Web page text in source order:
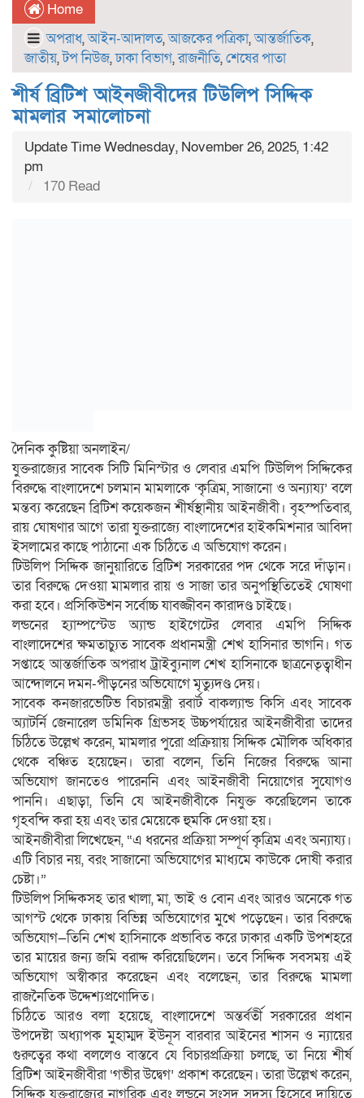
Home
অপরাধ,আইন-আদালত,আজকের পত্রিকা,আন্তর্জাতিক,
জাতীয়,টপ নিউজ,ঢাকা বিভাগ,রাজনীতি,শেষের পাতা
শীর্ষ ব্রিটিশ আইনজীবীদের টিউলিপ সিদ্দিক
মামলার সমালোচনা
Update Time Wednesday, November 26, 2025, 1:42
pm
170 Read
দৈনিক কুষ্টিয়া অনলাইন/
যুক্তরাজ্যের সাবেক সিটি মিনিস্টার ও লেবার এমপি টিউলিপ সিদ্দিকের
বিরুদ্ধে বাংলাদেশে চলমান মামলাকে ‘কৃত্রিম, সাজানো ও অন্যায্য’ বলে
মন্তব্য করেছেন ব্রিটিশ কয়েকজন শীর্ষস্থানীয় আইনজীবী। বৃহস্পতিবার,
রায় ঘোষণার আগে তারা যুক্তরাজ্যে বাংলাদেশের হাইকমিশনার আবিদা
ইসলামের কাছে পাঠানো এক চিঠিতে এ অভিযোগ করেন।
টিউলিপ সিদ্দিক জানুয়ারিতে ব্রিটিশ সরকারের পদ থেকে সরে দাঁড়ান।
তার বিরুদ্ধে দেওয়া মামলার রায় ও সাজা তার অনুপস্থিতিতেই ঘোষণা
করা হবে। প্রসিকিউশন সর্বোচ্চ যাবজ্জীবন কারাদণ্ড চাইছে।
লন্ডনের হ্যাম্পস্টেড অ্যান্ড হাইগেটের লেবার এমপি সিদ্দিক
বাংলাদেশের ক্ষমতাচ্যুত সাবেক প্রধানমন্ত্রী শেখ হাসিনার ভাগনি। গত
সপ্তাহে আন্তর্জাতিক অপরাধ ট্রাইব্যুনাল শেখ হাসিনাকে ছাত্রনেতৃত্বাধীন
আন্দোলনে দমন-পীড়নের অভিযোগে মৃত্যুদণ্ড দেয়।
সাবেক কনজারভেটিভ বিচারমন্ত্রী রবার্ট বাকল্যান্ড কিসি এবং সাবেক
অ্যাটর্নি জেনারেল ডমিনিক গ্রিভসহ উচ্চপর্যায়ের আইনজীবীরা তাদের
চিঠিতে উল্লেখ করেন, মামলার পুরো প্রক্রিয়ায় সিদ্দিক মৌলিক অধিকার
থেকে বঞ্চিত হয়েছেন। তারা বলেন, তিনি নিজের বিরুদ্ধে আনা
অভিযোগ জানতেও পারেননি এবং আইনজীবী নিয়োগের সুযোগও
পাননি। এছাড়া, তিনি যে আইনজীবীকে নিযুক্ত করেছিলেন তাকে
গৃহবন্দি করা হয় এবং তার মেয়েকে হুমকি দেওয়া হয়।
আইনজীবীরা লিখেছেন, “এ ধরনের প্রক্রিয়া সম্পূর্ণ কৃত্রিম এবং অন্যায্য।
এটি বিচার নয়, বরং সাজানো অভিযোগের মাধ্যমে কাউকে দোষী করার
চেষ্টা।”
টিউলিপ সিদ্দিকসহ তার খালা, মা, ভাই ও বোন এবং আরও অনেকে গত
আগস্ট থেকে ঢাকায় বিভিন্ন অভিযোগের মুখে পড়েছেন। তার বিরুদ্ধে
অভিযোগ—তিনি শেখ হাসিনাকে প্রভাবিত করে ঢাকার একটি উপশহরে
তার মায়ের জন্য জমি বরাদ্দ করিয়েছিলেন। তবে সিদ্দিক সবসময় এই
অভিযোগ অস্বীকার করেছেন এবং বলেছেন, তার বিরুদ্ধে মামলা
রাজনৈতিক উদ্দেশ্যপ্রণোদিত।
চিঠিতে আরও বলা হয়েছে, বাংলাদেশে অন্তর্বর্তী সরকারের প্রধান
উপদেষ্টা অধ্যাপক মুহাম্মদ ইউনূস বারবার আইনের শাসন ও ন্যায়ের
গুরুত্বের কথা বললেও বাস্তবে যে বিচারপ্রক্রিয়া চলছে, তা নিয়ে শীর্ষ
ব্রিটিশ আইনজীবীরা ‘গভীর উদ্বেগ’ প্রকাশ করেছেন। তারা উল্লেখ করেন,
সিদ্দিক যুক্তরাজ্যের নাগরিক এবং লন্ডনে সংসদ সদস্য হিসেবে দায়িত্বে